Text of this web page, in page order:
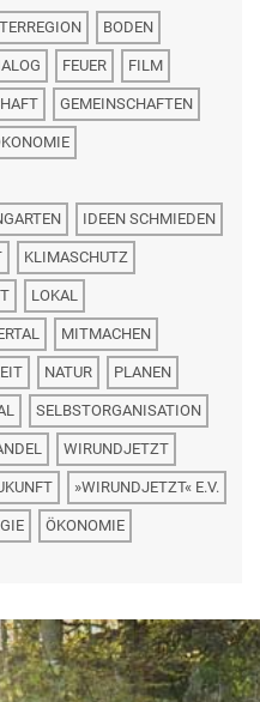
BODEN
FEUER FILM
GEMEINSCHAFTEN
IDEEN SCHMIEDEN
KLIMASCHUTZ
LOKAL
MITMACHEN
NATUR PLANEN
SELBSTORGANISATION
WIRUNDJETZT
»WIRUNDJETZT« E.V.
ÖKONOMIE